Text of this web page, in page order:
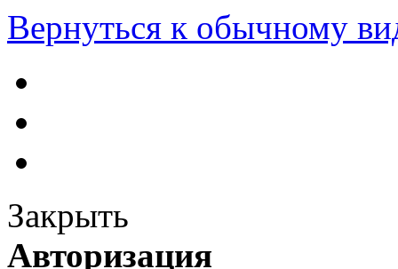
Вернуться к обычному
Закрыть
Авторизация